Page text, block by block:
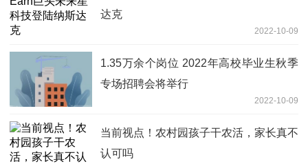
达克
2022-10-09
1.35万余个岗位 2022年高校毕业生秋季
专场招聘会将举行
2022-10-09
当前视点！农村园孩子干农活，家长真不
认可吗